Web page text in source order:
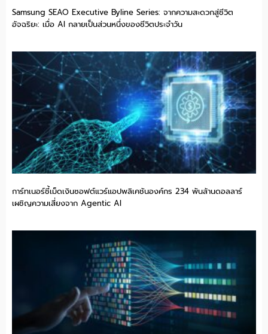
Samsung SEAO Executive Byline Series: จากความสะดวกสู่ชีวิต
อัจฉริยะ: เมื่อ AI กลายเป็นส่วนหนึ่งของชีวิตประจำวัน
การ์ทเนอร์ชี้เม็ดเงินซอฟต์แวร์แอปพลิเคชันองค์กร 234 พันล้านดอลลาร์
เผชิญความเสี่ยงจาก Agentic AI